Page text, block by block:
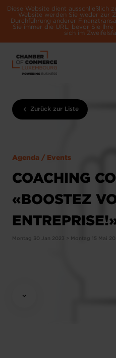
Diese Website dient ausschließlich
Website werden Sie weder zur
Durchführung anderer
Sie immer die URL, bevor Sie
sich im
Zurück zur Liste
Agenda / Events
COACHING
«BOOSTEZ
Montag 30 Jan 2023 > Montag 15 Mai